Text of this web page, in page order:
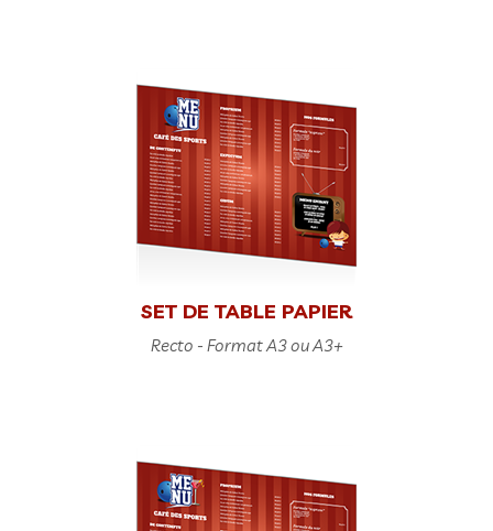
SET DE TABLE PAPIER
Recto - Format A3 ou A3+